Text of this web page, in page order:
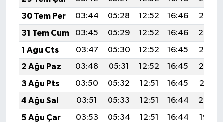
30 Tem Per
03:44 05:28 12:52 16:46
20:05
31 Tem Cum
03:45 05:29 12:52 16:46
20:04
1 Ağu Cts
03:47 05:30 12:52 16:45
20:03
2 Ağu Paz
03:48 05:31 12:52 16:45
20:02
3 Ağu Pts
03:50 05:32 12:51 16:45
20:01
4 Ağu Sal
03:51 05:33 12:51 16:44
20:00
5 Ağu Çar
03:53 05:34 12:51 16:44
19:59